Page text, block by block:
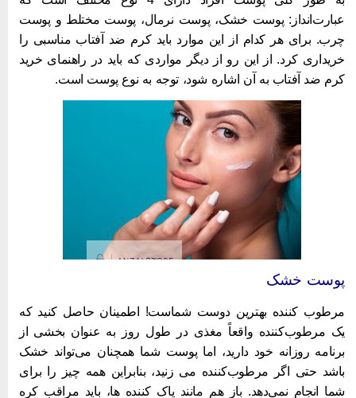
پوست خشک، پوست نرمال، پوست مختلط و پوست
برای هر کدام از این موارد باید کرم ضد آفتاب مناسبی را
کرد. از این رو از دیگر مواردی که باید در راهنمای خرید
ضد آفتاب به آن اشاره شود، توجه به نوع پوست است.
خشکبهترین کرم ضدآفتاب ایرانی
کننده بهترین دوست شماست! اطمینان حاصل کنید که
مرطوب‌کننده واقعاً مغذی در طول روز به عنوان بخشی از
روزانه خود دارید، اما پوست شما همچنان می‌تواند خشک
حتی اگر مرطوب‌کننده می‌ زنید، بنابراین همه چیز را برای
انجام نمی‌دهد. باز هم مانند پاک کننده ها، باید مراقب کره